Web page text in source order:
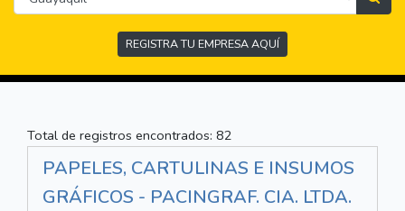
REGISTRA TU EMPRESA AQUÍ
Total de registros encontrados: 82
PAPELES, CARTULINAS E INSUMOS
GRÁFICOS - PACINGRAF. CIA. LTDA.